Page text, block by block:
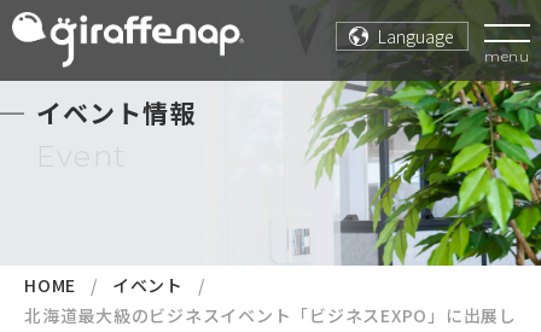
Language
menu
イベント情報
Event
HOME
イベント
北海道最大級のビジネスイベント「ビジネスEXPO」に出展し